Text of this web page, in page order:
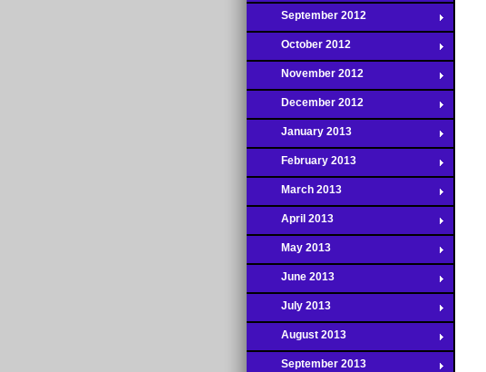
September 2012
October 2012
November 2012
December 2012
January 2013
February 2013
March 2013
April 2013
May 2013
June 2013
July 2013
August 2013
September 2013